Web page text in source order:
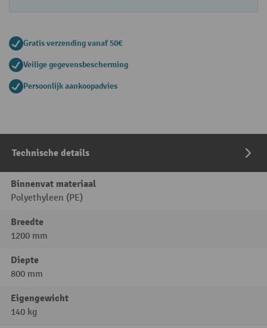
Gratis verzending vanaf 50€
Veilige gegevensbescherming
Persoonlijk aankoopadvies
Technische details
Binnenvat materiaal
Polyethyleen (PE)
Breedte
1200 mm
Diepte
800 mm
Eigengewicht
140 kg